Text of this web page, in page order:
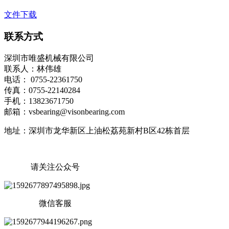
文件下载
联系方式
深圳市唯盛机械有限公司
联系人：林伟雄
电话： 0755-22361750
传真：0755-22140284
手机：13823671750
邮箱：vsbearing@visonbearing.com
地址：深圳市龙华新区上油松荔苑新村B区42栋首层
请关注公众号
微信客服